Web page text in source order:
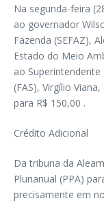
Na segunda-feira
ao governador
Fazenda (SEFAZ),
Estado do Meio
ao
(FAS), Virgílio
para R$ 150,00 .
Crédito Adicional
Da tribuna da
Plurianual (PPA)
precisamente em